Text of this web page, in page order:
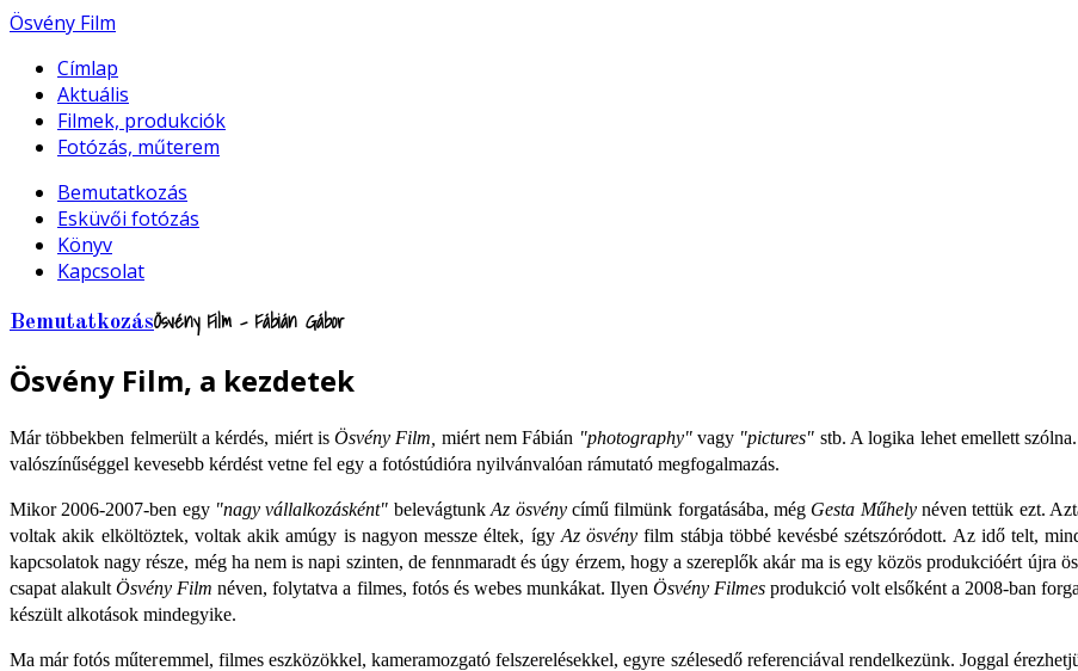
Ösvény Film
Címlap
Aktuális
Filmek, produkciók
Fotózás, műterem
Bemutatkozás
Esküvői fotózás
Könyv
Kapcsolat
BemutatkozásÖsvény Film - Fábián Gábor
Ösvény Film, a kezdetek
Már többekben felmerült a kérdés, miért isÖsvény Film, miért nem Fábián "photography"vagy "pictures" stb. A logika lehet emellett
valószínűséggel kevesebb kérdést vetne fel egy a fotóstúdióra nyilvánvalóan rámutató megfogalmazás.
Mikor 2006-2007-ben egy "nagy vállalkozásként" belevágtunkAz ösvénycímű filmünk forgatásába, még Gesta Műhelynéven tettük ezt.
voltak akik elköltöztek, voltak akik amúgy is nagyon messze éltek, így Az ösvény film stábja többé kevésbé szétszóródott. Az idő telt,
kapcsolatok nagy része, még ha nem is napi szinten, de fennmaradt és úgy érzem, hogy a szereplők akár ma is egy közös produkcióért újra
csapat alakultÖsvény Film néven, folytatva a filmes, fotós és webes munkákat. Ilyen Ösvény Filmes produkció volt elsőként a 2008-ban
készült alkotások mindegyike.
Ma már fotós műteremmel, filmes eszközökkel, kameramozgató felszerelésekkel, egyre szélesedő referenciával rendelkezünk. Joggal